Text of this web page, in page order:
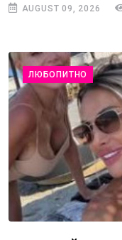
AUGUST 09, 2026
ЛЮБОПИТНО